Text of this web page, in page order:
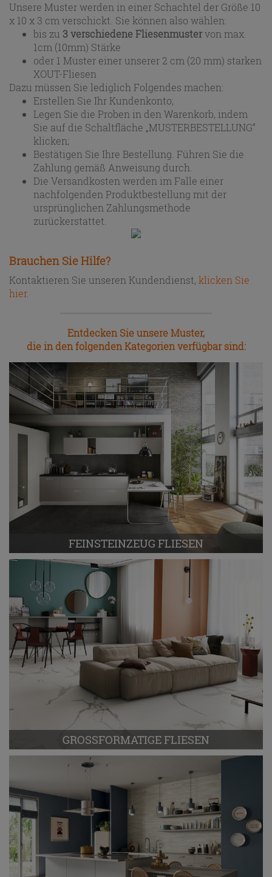
Unsere Muster werden in einer Schachtel der Größe 10
x 10 x 3 cm verschickt. Sie können also wählen:
bis zu 3 verschiedene Fliesenmustervon max.
1cm (10mm) Stärke
oder 1 Muster einer unserer 2 cm (20 mm) starken
XOUT-Fliesen
Dazu müssen Sie lediglich Folgendes machen:
Erstellen Sie Ihr Kundenkonto;
Legen Sie die Proben in den Warenkorb, indem
Sie auf die Schaltfläche „MUSTERBESTELLUNG“
klicken;
Bestätigen Sie Ihre Bestellung. Führen Sie die
Zahlung gemäß Anweisung durch.
Die Versandkosten werden im Falle einer
nachfolgenden Produktbestellung mit der
ursprünglichen Zahlungsmethode
zurückerstattet.
Brauchen Sie Hilfe?
Kontaktieren Sie unseren Kundendienst, klicken Sie
hier.
Entdecken Sie unsere Muster,
diein den folgenden Kategorien verfügbarsind:
FEINSTEINZEUG FLIESEN
GROSSFORMATIGE FLIESEN